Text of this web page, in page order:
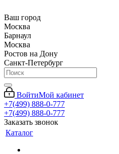
Ваш город
Москва
Барнаул
Москва
Ростов на Дону
Санкт-Петербург
ВойтиМой кабинет
+7(499) 888-0-777
+7(499) 888-0-777
Заказать звонок
Каталог